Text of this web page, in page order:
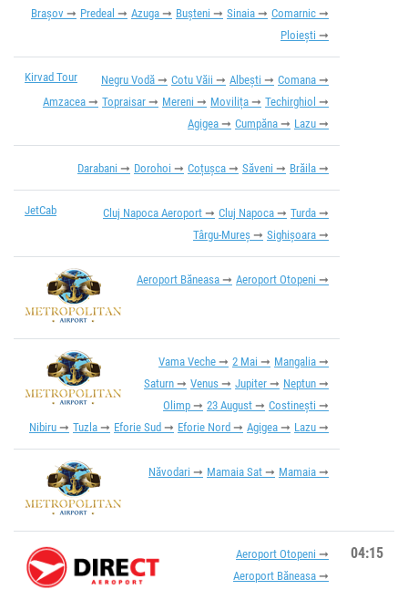
Brașov
Predeal Azuga Bușteni Sinaia
Comarnic
Ploiești
Kirvad Tour Negru Vodă Cotu Văii Albești
Comana
Amzacea
Topraisar Mereni Movilița
Techirghiol
Agigea
Cumpăna Lazu
Darabani Dorohoi Coțușca Săveni Brăila
JetCab Cluj Napoca Aeroport Cluj Napoca
Turda
Târgu-Mureș
Sighișoara
Aeroport Băneasa Aeroport Otopeni
Vama Veche 2 Mai
Mangalia
Saturn
Venus Jupiter
Neptun
Olimp
23 August
Costinești
Nibiru
Tuzla Eforie Sud Eforie Nord Agigea Lazu
Năvodari Mamaia Sat Mamaia
Aeroport Otopeni
Aeroport Băneasa
04:15